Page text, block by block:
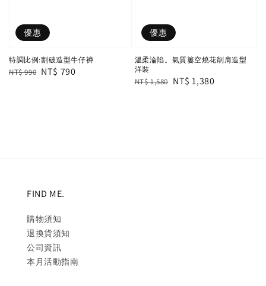
優惠
特調比例:割破造型牛仔褲
Regular
NT$ 990 Sale
NT$ 790
優惠
溫柔淪陷。氣質簍空燒花削肩造型
洋裝
Regular
NT$ 1,580 Sale
NT$ 1,380
FIND ME.
購物須知
退換貨須知
公司資訊
本月活動指南